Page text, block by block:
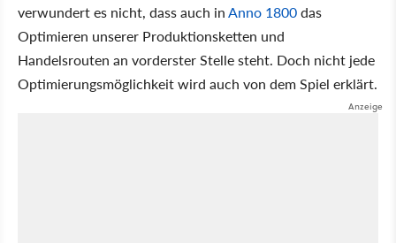
verwundert es nicht, dass auch inAnno 1800das
Optimieren unserer Produktionsketten und
Handelsrouten an vorderster Stelle steht. Doch nicht jede
Optimierungsmöglichkeit wird auch von dem Spiel erklärt.